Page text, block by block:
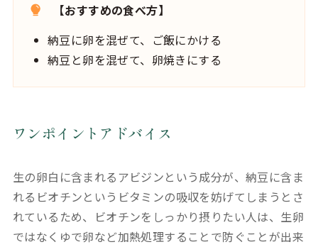
【おすすめの食べ方】
納豆に卵を混ぜて、ご飯にかける
納豆と卵を混ぜて、卵焼きにする
ワンポイントアドバイス
生の卵白に含まれるアビジンという成分が、納豆に含ま
れるビオチンというビタミンの吸収を妨げてしまうとさ
れているため、ビオチンをしっかり摂りたい人は、生卵
ではなくゆで卵など加熱処理することで防ぐことが出来